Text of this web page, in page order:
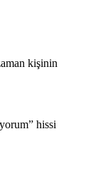
kişinin
hissi